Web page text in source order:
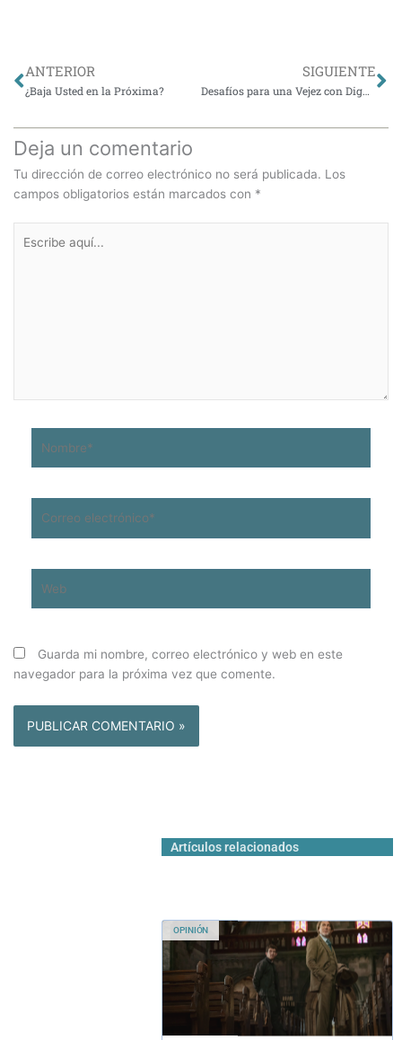
Ant
ANTERIOR
¿Baja Usted en la Próxima?
SIGUIENTE
Desafíos para una Vejez con Dignidad
Deja un comentario
Tu dirección de correo electrónico no será publicada. Los
campos obligatorios están marcados con *
aquí...
electrónico*
Guarda mi nombre, correo electrónico y web en este
navegador para la próxima vez que comente.
Artículos relacionados
Entre crimen y